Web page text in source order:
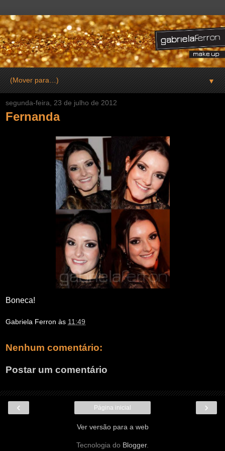
▼
segunda-feira, 23 de julho de 2012
Fernanda
Boneca!
Gabriela Ferron às 11:49
Nenhum comentário:
Postar um comentário
‹ ›
Página inicial
Ver versão para a web
Tecnologia do Blogger.